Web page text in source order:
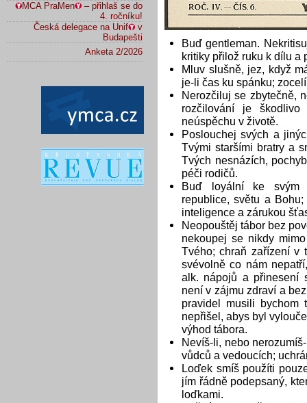
MCA PraMen
– přihlaš se do
4. ročníku!
Česká delegace na Unif
v
Budapešti
Anketa 2/2026
Buď gentleman.
kritiky přilož ruku k dílu a
Mluv slušně, jez, když
je-li čas ku spánku;
Nerozčiluj se zbytečně,
rozčilování je
neúspěchu v životě.
Poslouchej svých a
Tvými staršími bratry a
Tvých nesnázích,
péči rodičů.
Buď loyální ke svým
republice, světu a
inteligence a zárukou
Neopouštěj tábor bez
nekoupej se nikdy
Tvého; chraň zařízení v
svévolně co nám
alk. nápojů a přinesení
není v zájmu zdraví a
pravidel musili bychom
nepřišel, abys byl
výhod tábora.
Nevíš-li, nebo
vůdců a vedoucích;
Loďek smíš použíti
jím řádně podepsaný,
loďkami.